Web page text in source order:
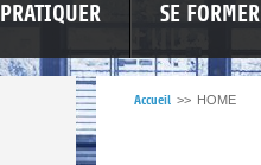
PRATIQUER SE FORMER
LUTTE CONTRE LES VIOLENCES
Accueil >> HOME